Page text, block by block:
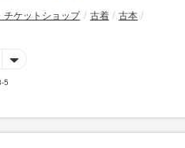
チケットショップ 古着
古本
5